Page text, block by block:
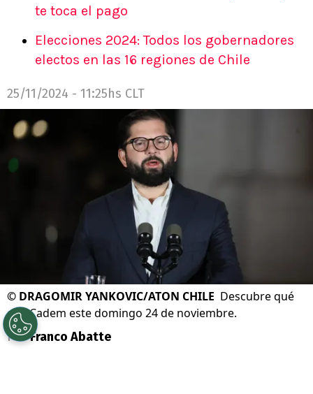
te toca el pago
Elecciones 2024: Todos los gobernadores
electos en las 16 regiones de Chile
25/11/2024 - 11:25hs CLT
© DRAGOMIR YANKOVIC/ATON CHILE Descubre qué
dijo Cadem este domingo 24 de noviembre.
Por Franco Abatte